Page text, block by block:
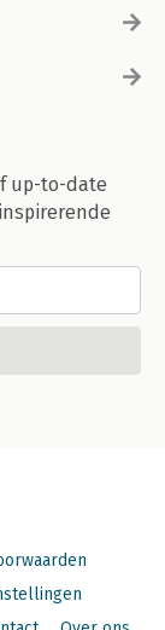
up-to-date